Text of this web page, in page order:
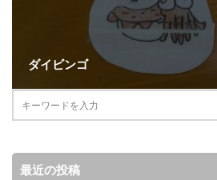
ダイビンゴ
最近の投稿